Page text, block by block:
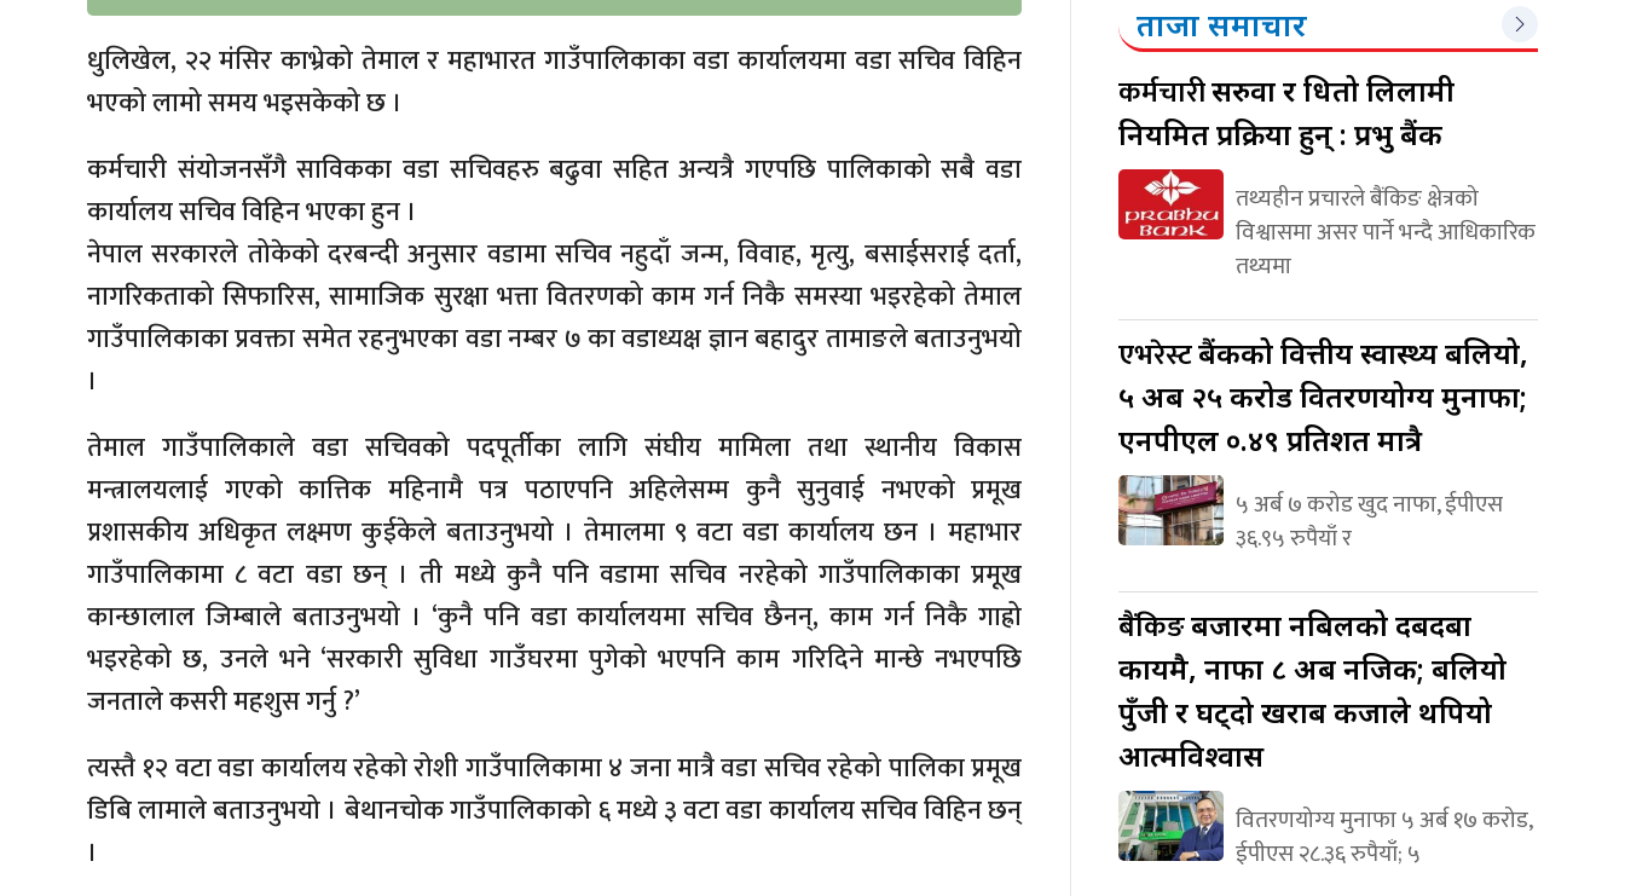
धुलिखेल, २२ मंसिर काभ्रेको तेमाल र महाभारत गाउँपालिकाका वडा कार्यालयमा वडा सचिव विहिन
भएको लामो समय भइसकेको छ ।
कर्मचारी संयोजनसँगै साविकका वडा सचिवहरु बढुवा सहित अन्यत्रै गएपछि पालिकाको सबै वडा
कार्यालय सचिव विहिन भएका हुन ।
नेपाल सरकारले तोकेको दरबन्दी अनुसार वडामा सचिव नहुदाँ जन्म, विवाह, मृत्यु, बसाईसराई दर्ता,
नागरिकताको सिफारिस, सामाजिक सुरक्षा भत्ता वितरणको काम गर्न निकै समस्या भइरहेको तेमाल
गाउँपालिकाका प्रवक्ता समेत रहनुभएका वडा नम्बर ७ का वडाध्यक्ष ज्ञान बहादुर तामाङले बताउनुभयो
।
तेमाल गाउँपालिकाले वडा सचिवको पदपूर्तीका लागि संघीय मामिला तथा स्थानीय विकास
मन्त्रालयलाई गएको कात्तिक महिनामै पत्र पठाएपनि अहिलेसम्म कुनै सुनुवाई नभएको प्रमूख
प्रशासकीय अधिकृत लक्ष्मण कुईकेले बताउनुभयो । तेमालमा ९ वटा वडा कार्यालय छन । महाभार
गाउँपालिकामा ८ वटा वडा छन् । ती मध्ये कुनै पनि वडामा सचिव नरहेको गाउँपालिकाका प्रमूख
कान्छालाल जिम्बाले बताउनुभयो । ‘कुनै पनि वडा कार्यालयमा सचिव छैनन्, काम गर्न निकै गाह्रो
भइरहेको छ, उनले भने ‘सरकारी सुविधा गाउँघरमा पुगेको भएपनि काम गरिदिने मान्छे नभएपछि
जनताले कसरी महशुस गर्नु ?’
त्यस्तै १२ वटा वडा कार्यालय रहेको रोशी गाउँपालिकामा ४ जना मात्रै वडा सचिव रहेको पालिका प्रमूख
डिबि लामाले बताउनुभयो । बेथानचोक गाउँपालिकाको ६ मध्ये ३ वटा वडा कार्यालय सचिव विहिन छन्
।
ताजा समाचार
कर्मचारीसरुवा र धितो लिलामी
नियमित प्रक्रिया हुन् : प्रभु बैंक
तथ्यहीन प्रचारले बैंकिङ क्षेत्रको
विश्वासमा असर पार्ने भन्दै आधिकारिक
तथ्यमा
एभरेस्टबैंकको वित्तीय स्वास्थ्य बलियो,
५ अर्ब २५ करोड वितरणयोग्य मुनाफा;
एनपीएल ०.४९ प्रतिशत मात्रै
५ अर्ब ७ करोड खुद नाफा, ईपीएस
३६.९५ रुपैयाँ र
बैंकिङबजारमा नबिलको दबदबा
कायमै, नाफा ८ अर्ब नजिक; बलियो
पुँजी र घट्दो खराब कर्जाले थपियो
आत्मविश्वास
वितरणयोग्य मुनाफा ५ अर्ब १७ करोड,
ईपीएस २८.३६ रुपैयाँ; ५